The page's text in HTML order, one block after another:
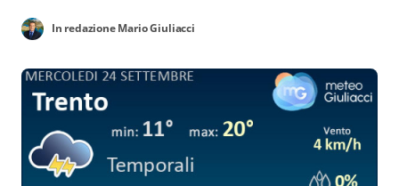
In redazione Mario Giuliacci